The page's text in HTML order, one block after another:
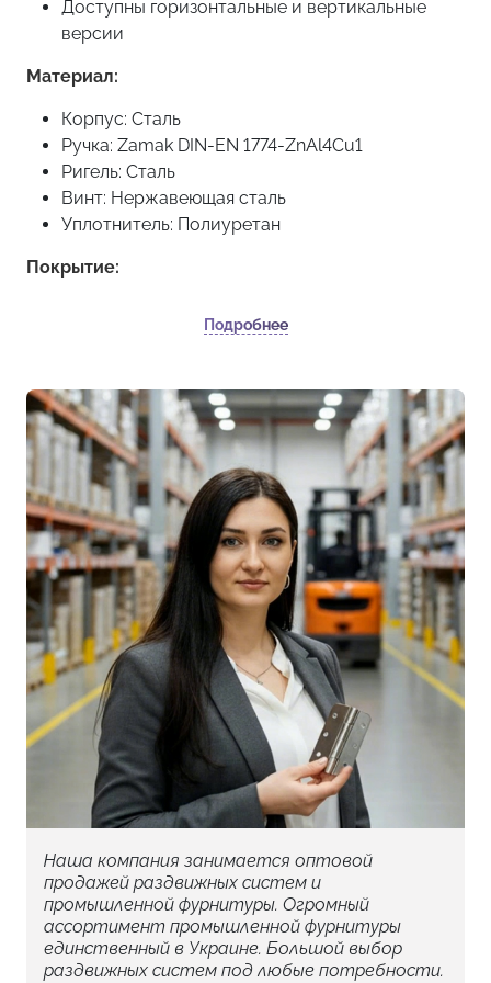
Доступны горизонтальные и вертикальные
версии
Материал:
Корпус: Сталь
Ручка: Zamak DIN-EN 1774-ZnAl4Cu1
Ригель: Сталь
Винт: Нержавеющая сталь
Уплотнитель: Полиуретан
Покрытие:
Корпус: Черное покрытие
Минимальное количество для заказа: 10
Подробнее
Наша компания занимается оптовой
продажей раздвижных систем и
промышленной фурнитуры. Огромный
ассортимент промышленной фурнитуры
единственный в Украине. Большой выбор
раздвижных систем под любые потребности.